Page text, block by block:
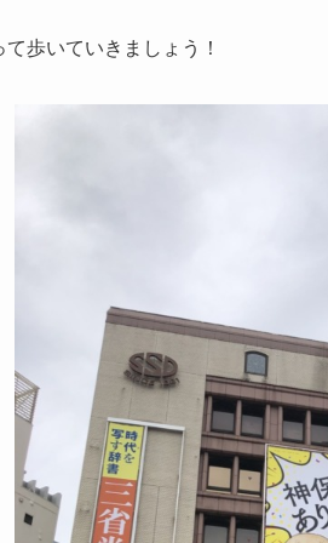
歩いていきましょう！